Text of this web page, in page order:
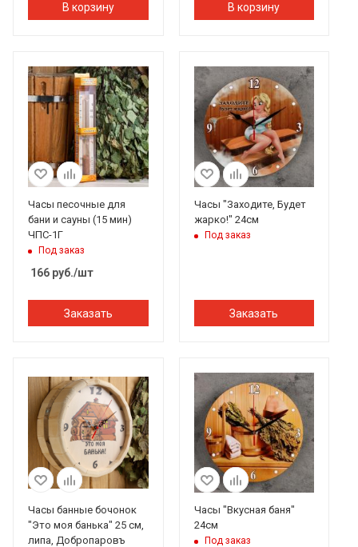
В корзину В корзину
Часы песочные для
бани и сауны (15 мин)
ЧПС-1Г
Под заказ
166 руб./шт
Заказать
Часы "Заходите, Будет
жарко!" 24см
Под заказ
Заказать
Часы банные бочонок
"Это моя банька" 25 см,
липа, Добропаровъ
Часы "Вкусная баня"
24см
Под заказ